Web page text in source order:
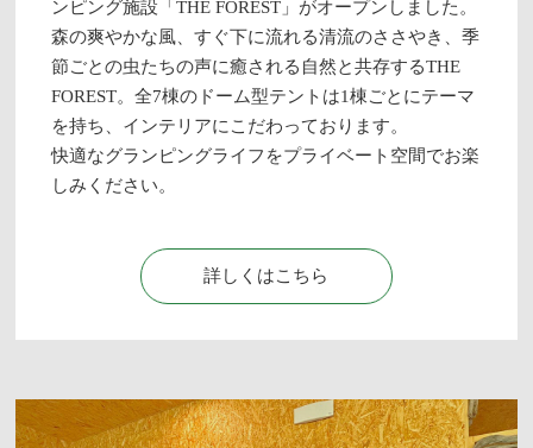
ンピング施設「THE FOREST」がオープンしました。
森の爽やかな風、すぐ下に流れる清流のささやき、季
節ごとの虫たちの声に癒される自然と共存するTHE
FOREST。全7棟のドーム型テントは1棟ごとにテーマ
を持ち、インテリアにこだわっております。
快適なグランピングライフをプライベート空間でお楽
しみください。
詳しくはこちら